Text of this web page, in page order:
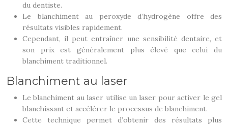
du dentiste.
Le blanchiment au peroxyde d’hydrogène offre des
résultats visibles rapidement.
Cependant, il peut entraîner une sensibilité dentaire, et
son prix est généralement plus élevé que celui du
blanchiment traditionnel.
Blanchiment au laser
Le blanchiment au laser utilise un laser pour activer le gel
blanchissant et accélérer le processus de blanchiment.
Cette technique permet d’obtenir des résultats plus